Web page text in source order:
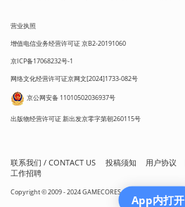
营业执照
增值电信业务经营许可证 京B2-20191060
京ICP备17068232号-1
网络文化经营许可证京网文[2024]1733-082号
京公网安备 11010502036937号
出版物经营许可证 新出发京零字第朝260115号
联系我们 / CONTACT US 投稿须知 用户协议
工作招聘
Copyright © 2009 - 2024 GAMECORES. All Rights Reserved
App内打开